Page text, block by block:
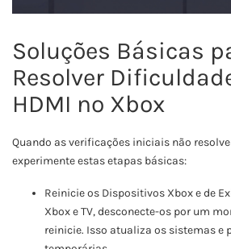
Soluções Básicas
Resolver
HDMI no Xbox
Quando as verificações iniciais não
experimente estas etapas básicas:
Reinicie os Dispositivos Xbox e de
Xbox e TV, desconecte-os por um
reinicie. Isso atualiza os sistemas e